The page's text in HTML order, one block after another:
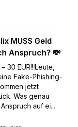
MUSS Geld
Anspruch? 💸
30 EUR!!!Leute,
Fake-Phishing-
jetzt
Was genau
auf ei...